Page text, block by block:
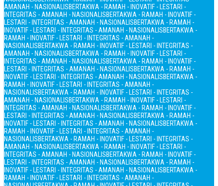
AMANAH - NASIONALISBERTAKWA - RAMAH - INOVATIF - LESTARI -
INTEGRITAS - AMANAH - NASIONALISBERTAKWA - RAMAH - INOVATIF -
LESTARI - INTEGRITAS - AMANAH - NASIONALISBERTAKWA - RAMAH -
INOVATIF - LESTARI - INTEGRITAS - AMANAH - NASIONALISBERTAKWA -
RAMAH - INOVATIF - LESTARI - INTEGRITAS - AMANAH -
NASIONALISBERTAKWA - RAMAH - INOVATIF - LESTARI - INTEGRITAS -
AMANAH - NASIONALISBERTAKWA - RAMAH - INOVATIF - LESTARI -
INTEGRITAS - AMANAH - NASIONALISBERTAKWA - RAMAH - INOVATIF -
LESTARI - INTEGRITAS - AMANAH - NASIONALISBERTAKWA - RAMAH -
INOVATIF - LESTARI - INTEGRITAS - AMANAH - NASIONALISBERTAKWA -
RAMAH - INOVATIF - LESTARI - INTEGRITAS - AMANAH -
NASIONALISBERTAKWA - RAMAH - INOVATIF - LESTARI - INTEGRITAS -
AMANAH - NASIONALISBERTAKWA - RAMAH - INOVATIF - LESTARI -
INTEGRITAS - AMANAH - NASIONALISBERTAKWA - RAMAH - INOVATIF -
LESTARI - INTEGRITAS - AMANAH - NASIONALISBERTAKWA - RAMAH -
INOVATIF - LESTARI - INTEGRITAS - AMANAH - NASIONALISBERTAKWA -
RAMAH - INOVATIF - LESTARI - INTEGRITAS - AMANAH -
NASIONALISBERTAKWA - RAMAH - INOVATIF - LESTARI - INTEGRITAS -
AMANAH - NASIONALISBERTAKWA - RAMAH - INOVATIF - LESTARI -
INTEGRITAS - AMANAH - NASIONALISBERTAKWA - RAMAH - INOVATIF -
LESTARI - INTEGRITAS - AMANAH - NASIONALISBERTAKWA - RAMAH -
INOVATIF - LESTARI - INTEGRITAS - AMANAH - NASIONALISBERTAKWA -
RAMAH - INOVATIF - LESTARI - INTEGRITAS - AMANAH -